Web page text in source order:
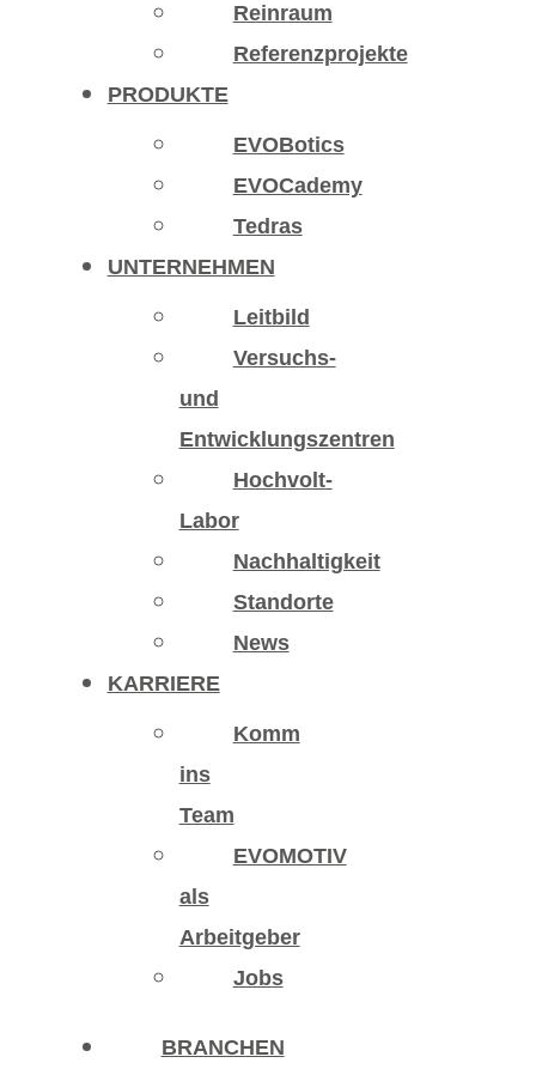
Reinraum
Referenzprojekte
PRODUKTE
EVOBotics
EVOCademy
Tedras
UNTERNEHMEN
Leitbild
Versuchs-
und
Entwicklungszentren
Hochvolt-
Labor
Nachhaltigkeit
Standorte
News
KARRIERE
Komm
ins
Team
EVOMOTIV
als
Arbeitgeber
Jobs
BRANCHEN